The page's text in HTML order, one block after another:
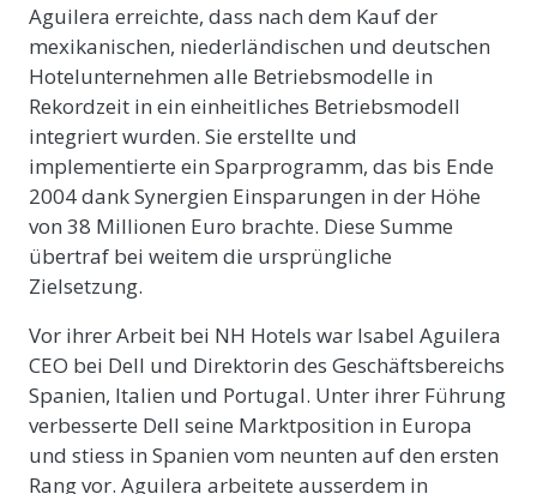
Aguilera erreichte, dass nach dem Kauf der
mexikanischen, niederländischen und deutschen
Hotelunternehmen alle Betriebsmodelle in
Rekordzeit in ein einheitliches Betriebsmodell
integriert wurden. Sie erstellte und
implementierte ein Sparprogramm, das bis Ende
2004 dank Synergien Einsparungen in der Höhe
von 38 Millionen Euro brachte. Diese Summe
übertraf bei weitem die ursprüngliche
Zielsetzung.
Vor ihrer Arbeit bei NH Hotels war Isabel Aguilera
CEO bei Dell und Direktorin des Geschäftsbereichs
Spanien, Italien und Portugal. Unter ihrer Führung
verbesserte Dell seine Marktposition in Europa
und stiess in Spanien vom neunten auf den ersten
Rang vor. Aguilera arbeitete ausserdem in